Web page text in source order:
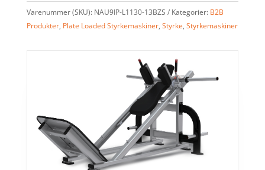
Varenummer (SKU): NAU9IP-L1130-13BZS Kategorier: B2B
Produkter, Plate Loaded Styrkemaskiner, Styrke, Styrkemaskiner